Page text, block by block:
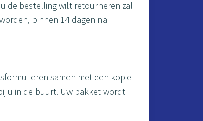
de bestelling wilt retourneren zal
binnen 14 dagen na
samen met een kopie
u in de buurt. Uw pakket wordt